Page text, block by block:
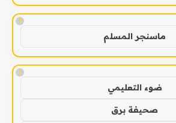
!
ماسنجر المسلم
!
ضوء التعليمي
صحيفة برق